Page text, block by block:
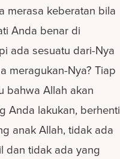
merasa keberatan bila
Anda benar di
ada sesuatu dari-Nya
meragukan-Nya? Tiap
bahwa Allah akan
Anda lakukan, berhenti
anak Allah, tidak ada
dan tidak ada yang